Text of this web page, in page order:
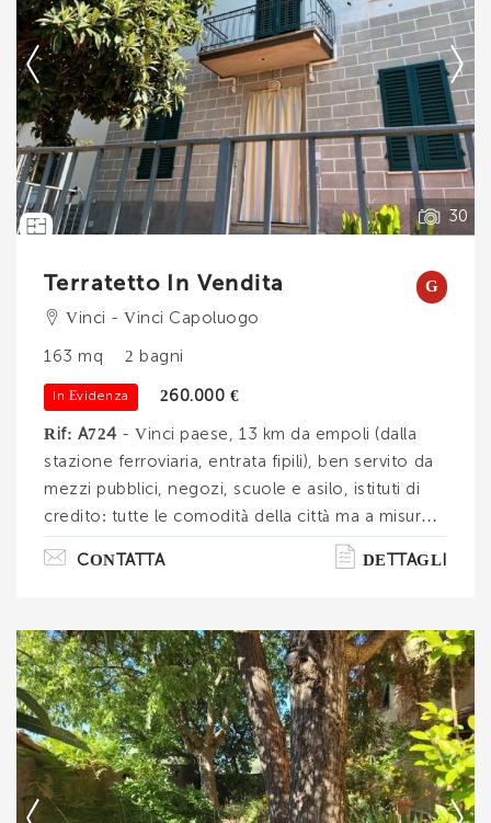
30
Contatta
--------------------
Vedi tutti i dettagli
Terratetto In Vendita
G
Vinci - Vinci Capoluogo
163 mq 2 bagni
In Evidenza 260.000 €
Rif: A724 - Vinci paese, 13 km da empoli (dalla
stazione ferroviaria, entrata fipili), ben servito da
mezzi pubblici, negozi, scuole e asilo, istituti di
credito: tutte le comodità della città ma a misura
di paese! libero su tre lati, terratetto con giardino
frontale e ripostiglio sul retro carrabile per moto,
'60 poi ammodernata totalmente nel 1987.
Disposto su due piani, terra rialzato e primo è
formata da 8 vani oltre doppi servizi ed accessori.
. . .
CONTATTA DETTAGLI
Ti interessa?
Contatta